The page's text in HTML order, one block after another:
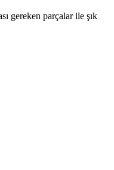
gereken parçalar ile şık